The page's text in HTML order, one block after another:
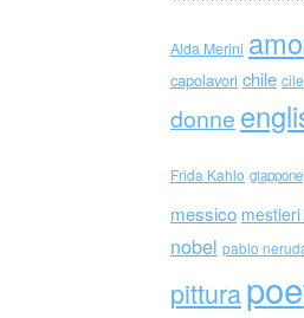
Alda Merini
capolavori chile cile
donne
Frida Kahlo giappone
messico
nobel pablo
pittura